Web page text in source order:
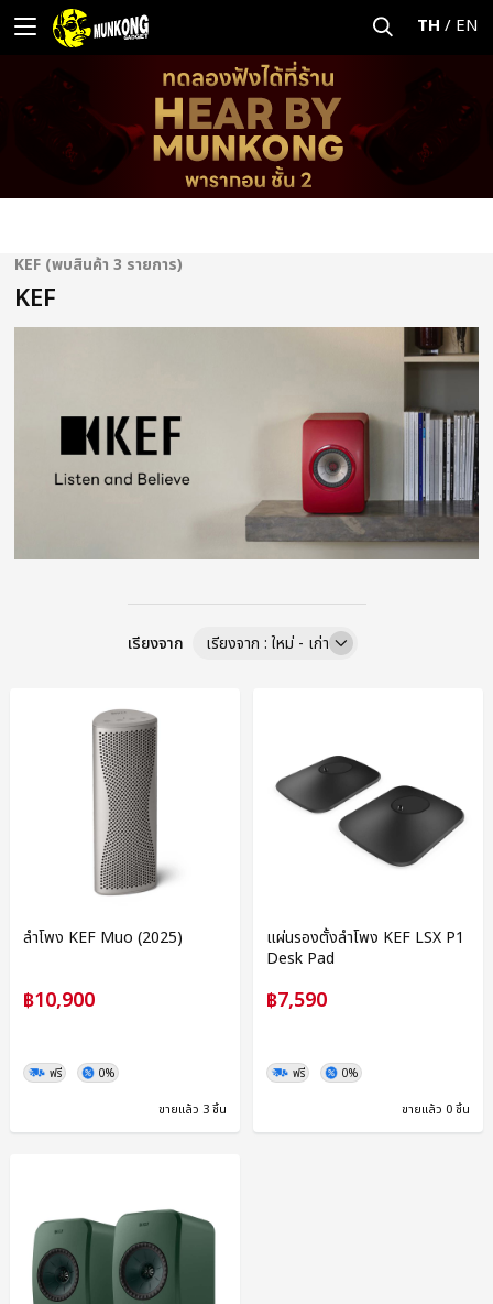
TH / EN
KEF (พบสินค้า 3 รายการ)
KEF
เรียงจาก เรียงจาก : ใหม่ - เก่า
ลำโพง KEF Muo (2025)
฿10,900
ฟรี 0%
ขายแล้ว 3 ชิ้น
แผ่นรองตั้งลำโพง KEF LSX P1
Desk Pad
฿7,590
ฟรี 0%
ขายแล้ว 0 ชิ้น